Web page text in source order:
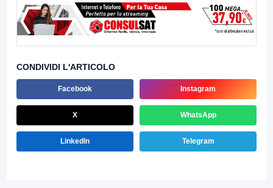
CONDIVIDI L'ARTICOLO
Facebook Instagram
X WhatsApp
LinkedIn Telegram